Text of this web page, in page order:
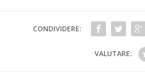
CONDIVIDERE:
VALUTARE: